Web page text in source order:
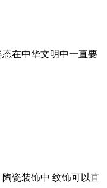
在中华文明中一直要
瓷装饰中 纹饰可以直